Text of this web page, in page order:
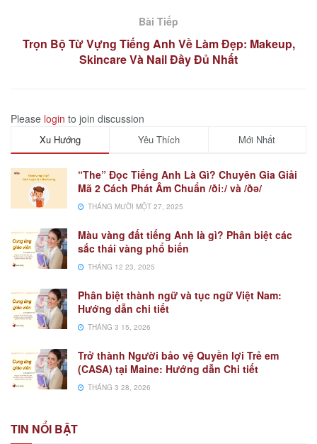
Bài Tiếp
Trọn Bộ Từ Vựng Tiếng Anh Về Làm Đẹp: Makeup,
Skincare Và Nail Đầy Đủ Nhất
Please login to join discussion
Xu Hướng Yêu Thích Mới Nhất
“The” Đọc Tiếng Anh Là Gì? Chuyên Gia Giải
Mã 2 Cách Phát Âm Chuẩn /ðiː/ và /ðə/
THÁNG MƯỜI MỘT 27, 2025
Màu vàng đất tiếng Anh là gì? Phân biệt các
sắc thái vàng phổ biến
THÁNG 12 23, 2025
Phân biệt thành ngữ và tục ngữ Việt Nam:
Hướng dẫn chi tiết
THÁNG 3 15, 2026
Trở thành Người bảo vệ Quyền lợi Trẻ em
(CASA) tại Maine: Hướng dẫn Chi tiết
THÁNG 3 28, 2026
TIN NỔI BẬT